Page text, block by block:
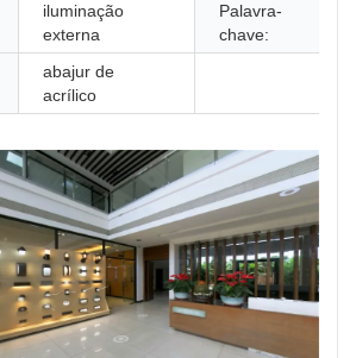
iluminação
externa
Palavra-
chave:
abajur de
acrílico